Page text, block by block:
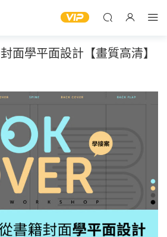
面學平面設計【畫質高清】